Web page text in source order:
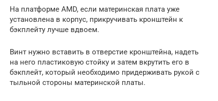
На платформе AMD, если материнская плата уже
установлена в корпус, прикручивать кронштейн к
бэкплейту лучше вдвоем.
Винт нужно вставить в отверстие кронштейна, надеть
на него пластиковую стойку и затем вкрутить его в
бэкплейт, который необходимо придерживать рукой с
тыльной стороны материнской платы.